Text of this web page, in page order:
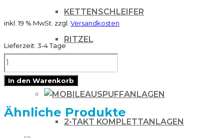
KETTENSCHLEIFER
RITZEL
AUSPUFFANLAGEN
2-TAKT KOMPLETTANLAGEN
inkl. 19 % MwSt. zzgl. Versandkosten
Lieferzeit: 3-4 Tage
FM
Nackenrolle
mit
In den Warenkorb
Ähnliche Produkte